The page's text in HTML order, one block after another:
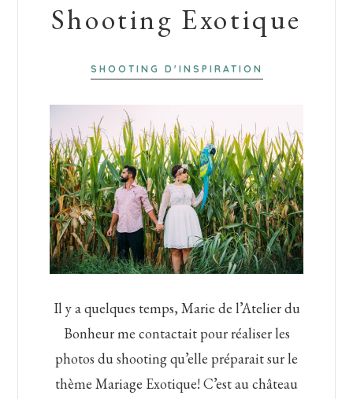
Shooting Exotique
SHOOTING D'INSPIRATION
Il y a quelques temps, Marie de l’Atelier du
Bonheur me contactait pour réaliser les
photos du shooting qu’elle préparait sur le
thème Mariage Exotique! C’est au château